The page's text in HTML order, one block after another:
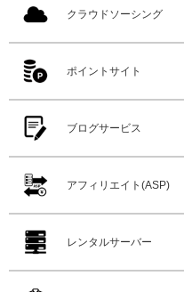
クラウドソーシング
ポイントサイト
ブログサービス
アフィリエイト(ASP)
レンタルサーバー